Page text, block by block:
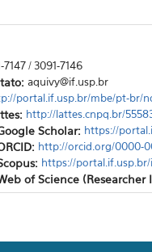
7147 / 3091-7146
aquivy@if.usp.br
portal.if.usp.br/mbe/pt-br/
http://lattes.cnpq.br/
Scholar: https://
http://orcid.org/0000-
https://
of Science (Researcher